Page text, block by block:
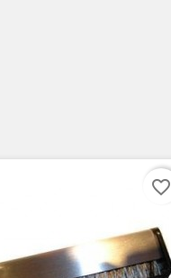
favorite_border